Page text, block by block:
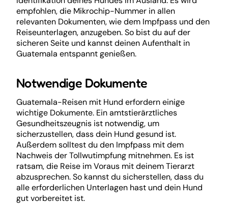
empfohlen, die Mikrochip-Nummer in allen
relevanten Dokumenten, wie dem Impfpass und den
Reiseunterlagen, anzugeben. So bist du auf der
sicheren Seite und kannst deinen Aufenthalt in
Guatemala entspannt genießen.
Notwendige Dokumente
Guatemala-Reisen mit Hund erfordern einige
wichtige Dokumente. Ein amtstierärztliches
Gesundheitszeugnis ist notwendig, um
sicherzustellen, dass dein Hund gesund ist.
Außerdem solltest du den Impfpass mit dem
Nachweis der Tollwutimpfung mitnehmen. Es ist
ratsam, die Reise im Voraus mit deinem Tierarzt
abzusprechen. So kannst du sicherstellen, dass du
alle erforderlichen Unterlagen hast und dein Hund
gut vorbereitet ist.